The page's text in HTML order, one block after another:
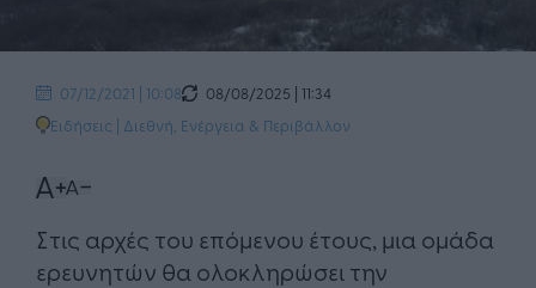
07/12/2021 | 10:08
08/08/2025 | 11:34
Ειδήσεις | Διεθνή Ενέργεια & Περιβάλλον
Στις αρχές του επόμενου έτους, μια ομάδα
ερευνητών θα ολοκληρώσει την